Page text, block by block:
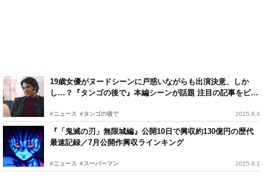
19歳女優がヌードシーンに戸惑いながらも出演決意、しか
し…？『タンゴの後で』本編シーンが話題 注目の記事をピッ
#ニュース #タンゴの後で 2025.8.4
『「鬼滅の刃」無限城編』公開10日で興収約130億円の歴代
最速記録／7月公開作興収ラインキング
#ニュース #スーパーマン 2025.8.1